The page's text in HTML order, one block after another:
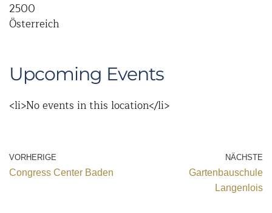
2500
Österreich
Upcoming Events
<li>No events in this location</li>
VORHERIGE
Congress Center Baden
NÄCHSTE
Gartenbauschule
Langenlois